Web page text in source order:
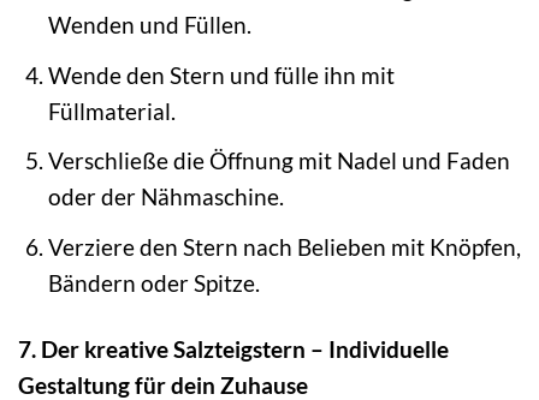
Wenden und Füllen.
Wende den Stern und fülle ihn mit
Füllmaterial.
Verschließe die Öffnung mit Nadel und Faden
oder der Nähmaschine.
Verziere den Stern nach Belieben mit Knöpfen,
Bändern oder Spitze.
7. Der kreative Salzteigstern – Individuelle
Gestaltung für dein Zuhause